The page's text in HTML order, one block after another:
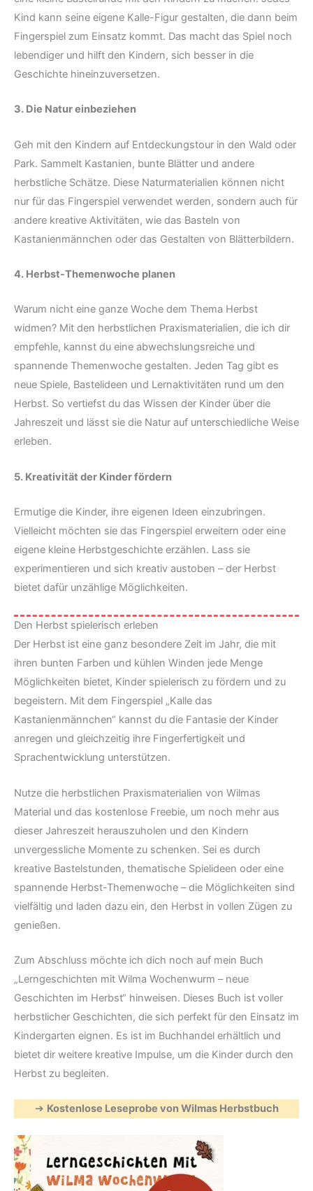
Kind kann seine eigene Kalle-Figur gestalten, die dann beim
Fingerspiel zum Einsatz kommt. Das macht das Spiel noch
lebendiger und hilft den Kindern, sich besser in die
Geschichte hineinzuversetzen.
3. Die Natur einbeziehen
Geh mit den Kindern auf Entdeckungstour in den Wald oder
Park. Sammelt Kastanien, bunte Blätter und andere
herbstliche Schätze. Diese Naturmaterialien können nicht
nur für das Fingerspiel verwendet werden, sondern auch für
andere kreative Aktivitäten, wie das Basteln von
Kastanienmännchen oder das Gestalten von Blätterbildern.
4. Herbst-Themenwoche planen
Warum nicht eine ganze Woche dem Thema Herbst
widmen? Mit den herbstlichen Praxismaterialien, die ich dir
empfehle, kannst du eine abwechslungsreiche und
spannende Themenwoche gestalten. Jeden Tag gibt es
neue Spiele, Bastelideen und Lernaktivitäten rund um den
Herbst. So vertiefst du das Wissen der Kinder über die
Jahreszeit und lässt sie die Natur auf unterschiedliche Weise
erleben.
5. Kreativität der Kinder fördern
Ermutige die Kinder, ihre eigenen Ideen einzubringen.
Vielleicht möchten sie das Fingerspiel erweitern oder eine
eigene kleine Herbstgeschichte erzählen. Lass sie
experimentieren und sich kreativ austoben – der Herbst
bietet dafür unzählige Möglichkeiten.
Den Herbst spielerisch erleben
Der Herbst ist eine ganz besondere Zeit im Jahr, die mit
ihren bunten Farben und kühlen Winden jede Menge
Möglichkeiten bietet, Kinder spielerisch zu fördern und zu
begeistern. Mit dem Fingerspiel „Kalle das
Kastanienmännchen“ kannst du die Fantasie der Kinder
anregen und gleichzeitig ihre Fingerfertigkeit und
Sprachentwicklung unterstützen.
Nutze die herbstlichen Praxismaterialien von Wilmas
Material und das kostenlose Freebie, um noch mehr aus
dieser Jahreszeit herauszuholen und den Kindern
unvergessliche Momente zu schenken. Sei es durch
kreative Bastelstunden, thematische Spielideen oder eine
spannende Herbst-Themenwoche – die Möglichkeiten sind
vielfältig und laden dazu ein, den Herbst in vollen Zügen zu
genießen.
Zum Abschluss möchte ich dich noch auf mein Buch
„Lerngeschichten mit Wilma Wochenwurm – neue
Geschichten im Herbst“ hinweisen. Dieses Buch ist voller
herbstlicher Geschichten, die sich perfekt für den Einsatz im
Kindergarten eignen. Es ist im Buchhandel erhältlich und
bietet dir weitere kreative Impulse, um die Kinder durch den
Herbst zu begleiten.
➔ Kostenlose Leseprobe von Wilmas Herbstbuch